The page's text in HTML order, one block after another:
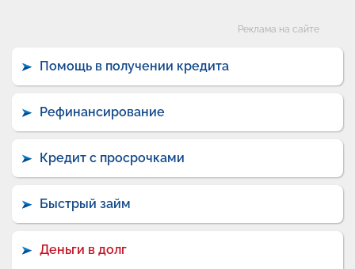
Реклама на сайте
Помощь в получении кредита
Рефинансирование
Кредит с просрочками
Быстрый займ
Деньги в долг